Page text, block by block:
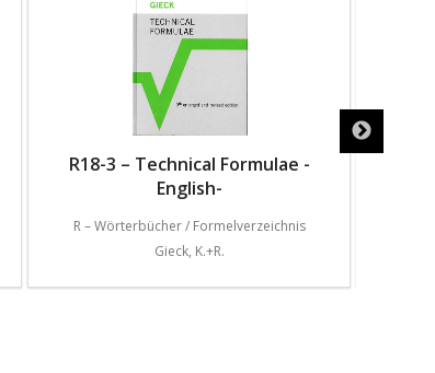
R18-3 – Technical Formulae -
English-
R – Wörterbücher / Formelverzeichnis
Gieck, K.+R.